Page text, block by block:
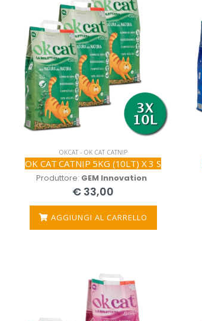
OKCAT - OK CAT CATNIP
OK CAT CATNIP 5KG (10LT) X 3 S
Produttore: GEM Innovation
€ 33,00
AGGIUNGI AL CARRELLO